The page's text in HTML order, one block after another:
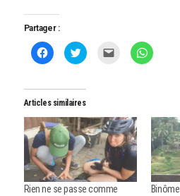
Partager :
Cliquez
pour
partager
dans
une
nouvelle
fenêtre)
Cliquez
pour
dans
une
nouvelle
fenêtre)
Cliquer
pour
envoyer
à
un
ami(ouvre
dans
une
nouvelle
fenêtre)
Cliquez
pour
fenêtre)
Articles similaires
Rien ne se passe comme